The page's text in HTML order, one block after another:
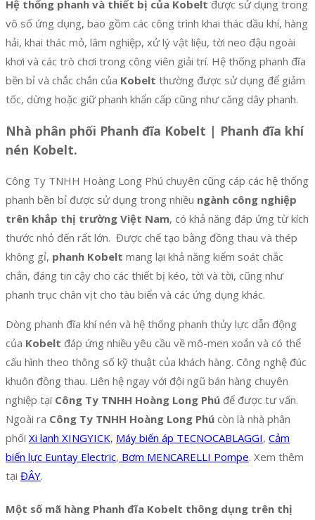
Hệ thống phanh và thiết bị của Kobelt được sử dụng trong
vô số ứng dụng, bao gồm các công trình khai thác dầu khí, hàng
hải, khai thác mỏ, lâm nghiệp, xử lý vật liệu, tời neo đậu ngoài
khơi và các trò chơi trong công viên giải trí. Hệ thống phanh đĩa
bền bỉ và chắc chắn của Kobelt thường được sử dụng để giảm
tốc, dừng hoặc giữ phanh khẩn cấp cũng như căng dây phanh.
Nhà phân phối Phanh đĩa Kobelt | Phanh đĩa khí
nén Kobelt.
Công Ty TNHH Hoàng Long Phú chuyên cũng cáp các hệ thống
phanh bền bỉ được sử dụng trong nhiều ngành công nghiệp
trên khắp thị trường Việt Nam, có khả năng đáp ứng từ kích
thước nhỏ đến rất lớn. Được chế tạo bằng đồng thau và thép
không gỉ, phanh Kobelt mang lại khả năng kiểm soát chắc
chắn, đáng tin cậy cho các thiết bị kéo, tời và tời, cũng như
phanh trục chân vịt cho tàu biển và các ứng dụng khác.
Dòng phanh đĩa khí nén và hệ thống phanh thủy lực dẫn động
của Kobelt đáp ứng nhiều yêu cầu về mô-men xoắn và có thể
cấu hình theo thông số kỹ thuật của khách hàng. Công nghệ đúc
khuôn đồng thau. Liên hệ ngay với đội ngũ bán hàng chuyên
nghiệp tại Công Ty TNHH Hoàng Long Phú để được tư vấn.
Ngoài ra Công Ty TNHH Hoàng Long Phú còn là nhà phân
phối Xi lanh XINGYICK, Máy biến áp TECNOCABLAGGI, Cảm
biến lực Euntay Electric, Bơm MENCARELLI Pompe. Xem thêm
tại ĐÂY.
Một số mã hàng Phanh đĩa Kobelt thông dụng trên thị